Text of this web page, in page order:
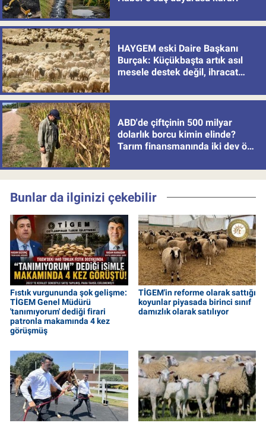
HAYGEM eski Daire Başkanı
Burçak: Küçükbaşta artık asıl
mesele destek değil, ihracat
ABD'de çiftçinin 500 milyar
dolarlık borcu kimin elinde?
Tarım finansmanında iki dev öne
Bunlar da ilginizi çekebilir
Fıstık vurgununda şok gelişme:
TİGEM Genel Müdürü
'tanımıyorum' dediği firari
patronla makamında 4 kez
görüşmüş
TİGEM'in reforme olarak sattığı
koyunlar piyasada birinci sınıf
damızlık olarak satılıyor